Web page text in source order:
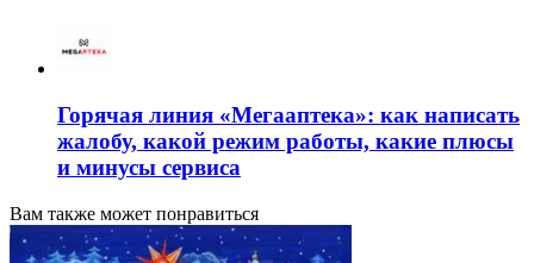
Горячая линия «Мегааптека»: как написать
жалобу, какой режим работы, какие плюсы
и минусы сервиса
Вам также может понравиться